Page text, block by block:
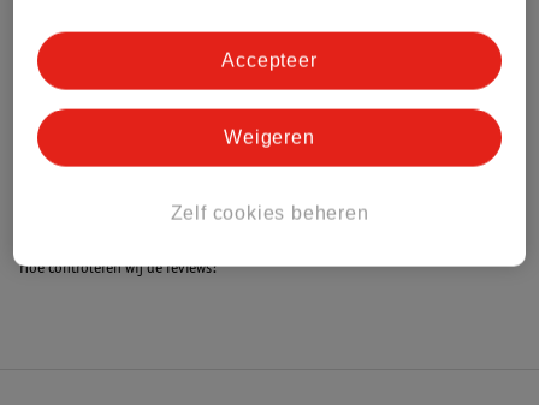
Bestel & Bezorginformatie
Bekijk ook
Alle Make-up organizers
Hoe controleren wij de reviews?
Zelf cookies beheren
Weigeren
Accepteer